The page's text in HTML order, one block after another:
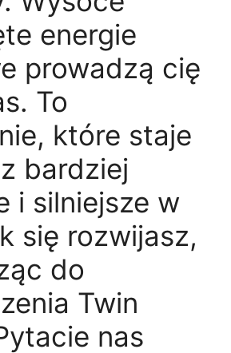
energie
prowadzą cię
To
które staje
bardziej
i silniejsze w
się rozwijasz,
do
Twin
nas